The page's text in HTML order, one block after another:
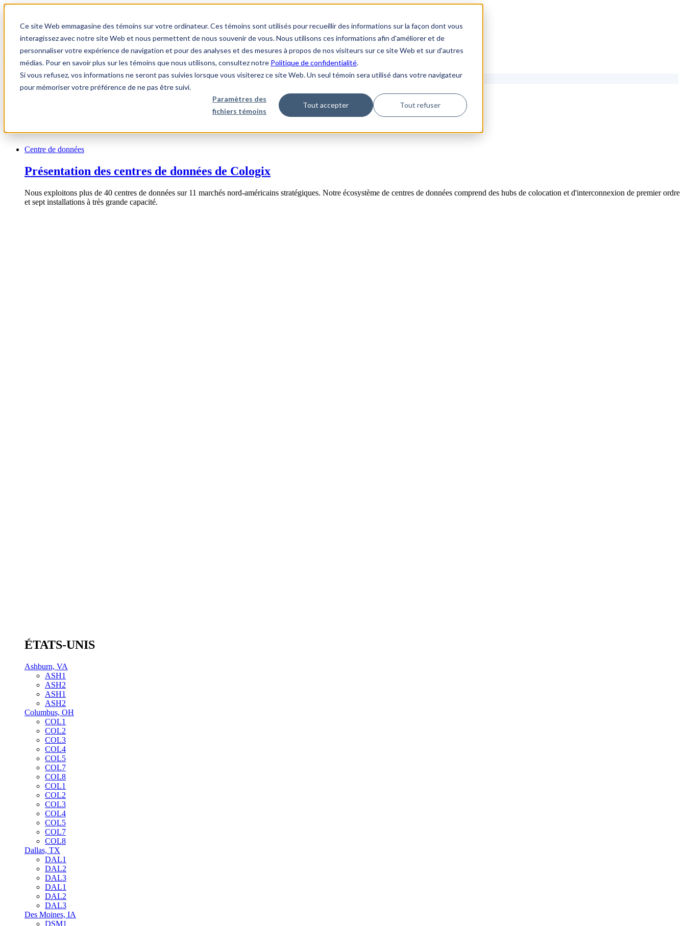
Ce site Web emmagasine des témoins sur votre ordinateur. Ces témoins sont utilisés pour recueillir des informations sur la façon dont vous
interagissez avec notre site Web et nous permettent de nous souvenir de vous. Nous utilisons ces informations afin d'améliorer et de
personnaliser votre expérience de navigation et pour des analyses et des mesures à propos de nos visiteurs sur ce site Web et sur d'autres
médias. Pour en savoir plus sur les témoins que nous utilisons, consultez notre Politique de confidentialité.
Si vous refusez, vos informations ne seront pas suivies lorsque vous visiterez ce site Web. Un seul témoin sera utilisé dans votre navigateur
pour mémoriser votre préférence de ne pas être suivi.
Paramètres des
fichiers témoins
Tout accepter Tout refuser
1.866.931.9661
Login
FR
Centre de données
Présentation des centres de données de Cologix
Nous exploitons plus de 40 centres de données sur 11 marchés nord-américains stratégiques. Notre écosystème de centres de données comprend des hubs de colocation et d'interconnexion de premier ordre
et sept installations à très grande capacité.
ÉTATS-UNIS
Ashburn, VA
ASH1
ASH2
ASH1
ASH2
Columbus, OH
COL1
COL2
COL3
COL4
COL5
COL7
COL8
COL1
COL2
COL3
COL4
COL5
COL7
COL8
Dallas, TX
DAL1
DAL2
DAL3
DAL1
DAL2
DAL3
Des Moines, IA
DSM1